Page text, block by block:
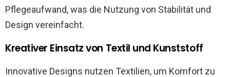
Pflegeaufwand, was die Nutzung von Stabilität und
Design vereinfacht.
Kreativer Einsatz von Textil und Kunststoff
Innovative Designs nutzen Textilien, um Komfort zu